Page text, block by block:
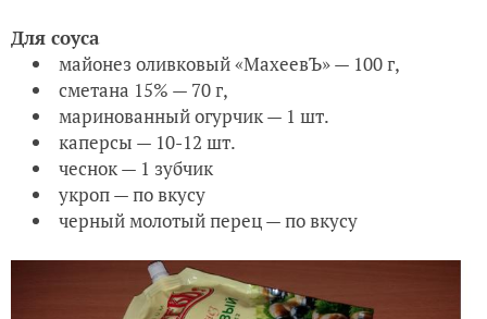
Для соуса
майонез оливковый «МахеевЪ» — 100 г,
сметана 15% — 70 г,
маринованный огурчик — 1 шт.
каперсы — 10-12 шт.
чеснок — 1 зубчик
укроп — по вкусу
черный молотый перец — по вкусу